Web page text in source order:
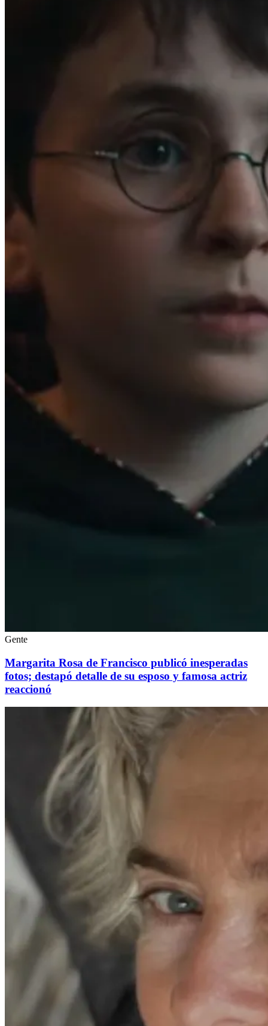
Gente
Margarita Rosa de Francisco publicó inesperadas
fotos; destapó detalle de su esposo y famosa actriz
reaccionó